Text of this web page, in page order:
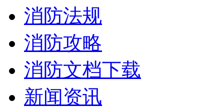
消防法规
消防攻略
消防文档下载
新闻资讯